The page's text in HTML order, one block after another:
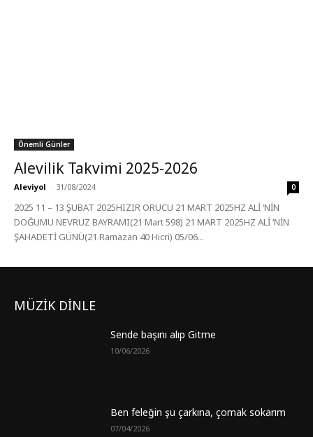
Önemli Günler
Alevilik Takvimi 2025-2026
Aleviyol - 31/08/2024 0
2025 11 – 13 ŞUBAT 2025HIZIR ORUCU 21 MART 2025HZ ALİ ‘NİN
DOĞUMU NEVRUZ BAYRAMI(21 Mart 598) 21 MART 2025HZ ALİ ‘NİN
ŞAHADETİ GÜNÜ(21 Ramazan 40 Hicri) 05/06...
MÜZİK DİNLE
Sende başını alıp Gitme
10/06/2026
Ben feleğin şu çarkına, çomak sokarım
07/04/2026